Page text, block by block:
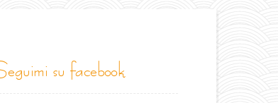
seguimi su facebook